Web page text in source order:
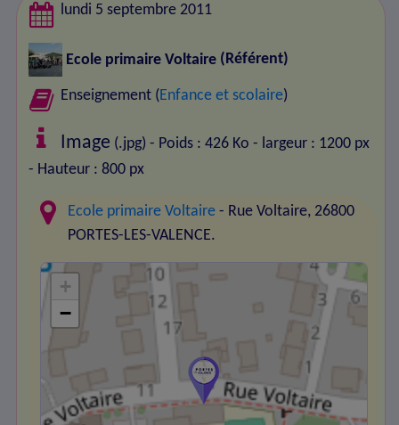
lundi 5 septembre 2011
Ecole primaire Voltaire (Référent)
Enseignement (Enfance et scolaire)
Image (.jpg) - Poids : 426 Ko - largeur : 1200 px
- Hauteur : 800 px
Ecole primaire Voltaire - Rue Voltaire, 26800
PORTES-LES-VALENCE.
+
−